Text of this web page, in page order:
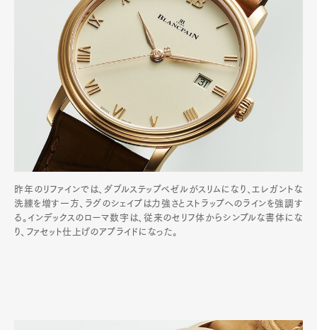
昨年のリファインでは、ダブルステップベゼルがスリムになり、エレガントな
洗練を増す一方、ラグのシェイプは力強さとストラップへのラインを強調す
る。インデックスのローマ数字は、従来のセリフ体からシンプルな書体にな
り、ファセット仕上げのアプライドになった。